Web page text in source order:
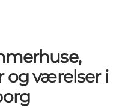
og værelser i